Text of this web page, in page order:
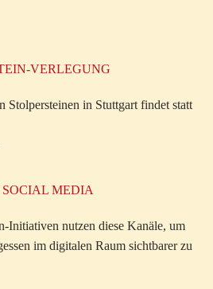
VERLEGUNG
Stolpersteinen in Stuttgart findet statt
SOCIAL MEDIA
Initiativen nutzen diese Kanäle, um
im digitalen Raum sichtbarer zu